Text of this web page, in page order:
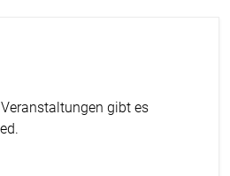
gibt es